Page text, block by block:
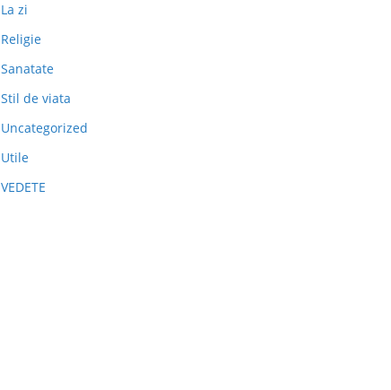
La zi
Religie
Sanatate
Stil de viata
Uncategorized
Utile
VEDETE